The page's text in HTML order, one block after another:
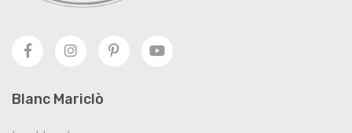
Blanc Mariclò